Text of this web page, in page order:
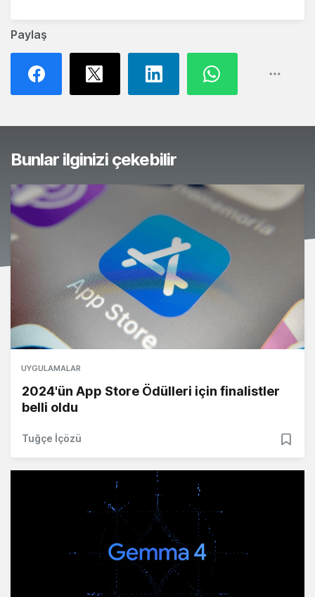
Paylaş
Bunlar ilginizi çekebilir
UYGULAMALAR
2024'ün App Store Ödülleri için finalistler
belli oldu
Tuğçe İçözü